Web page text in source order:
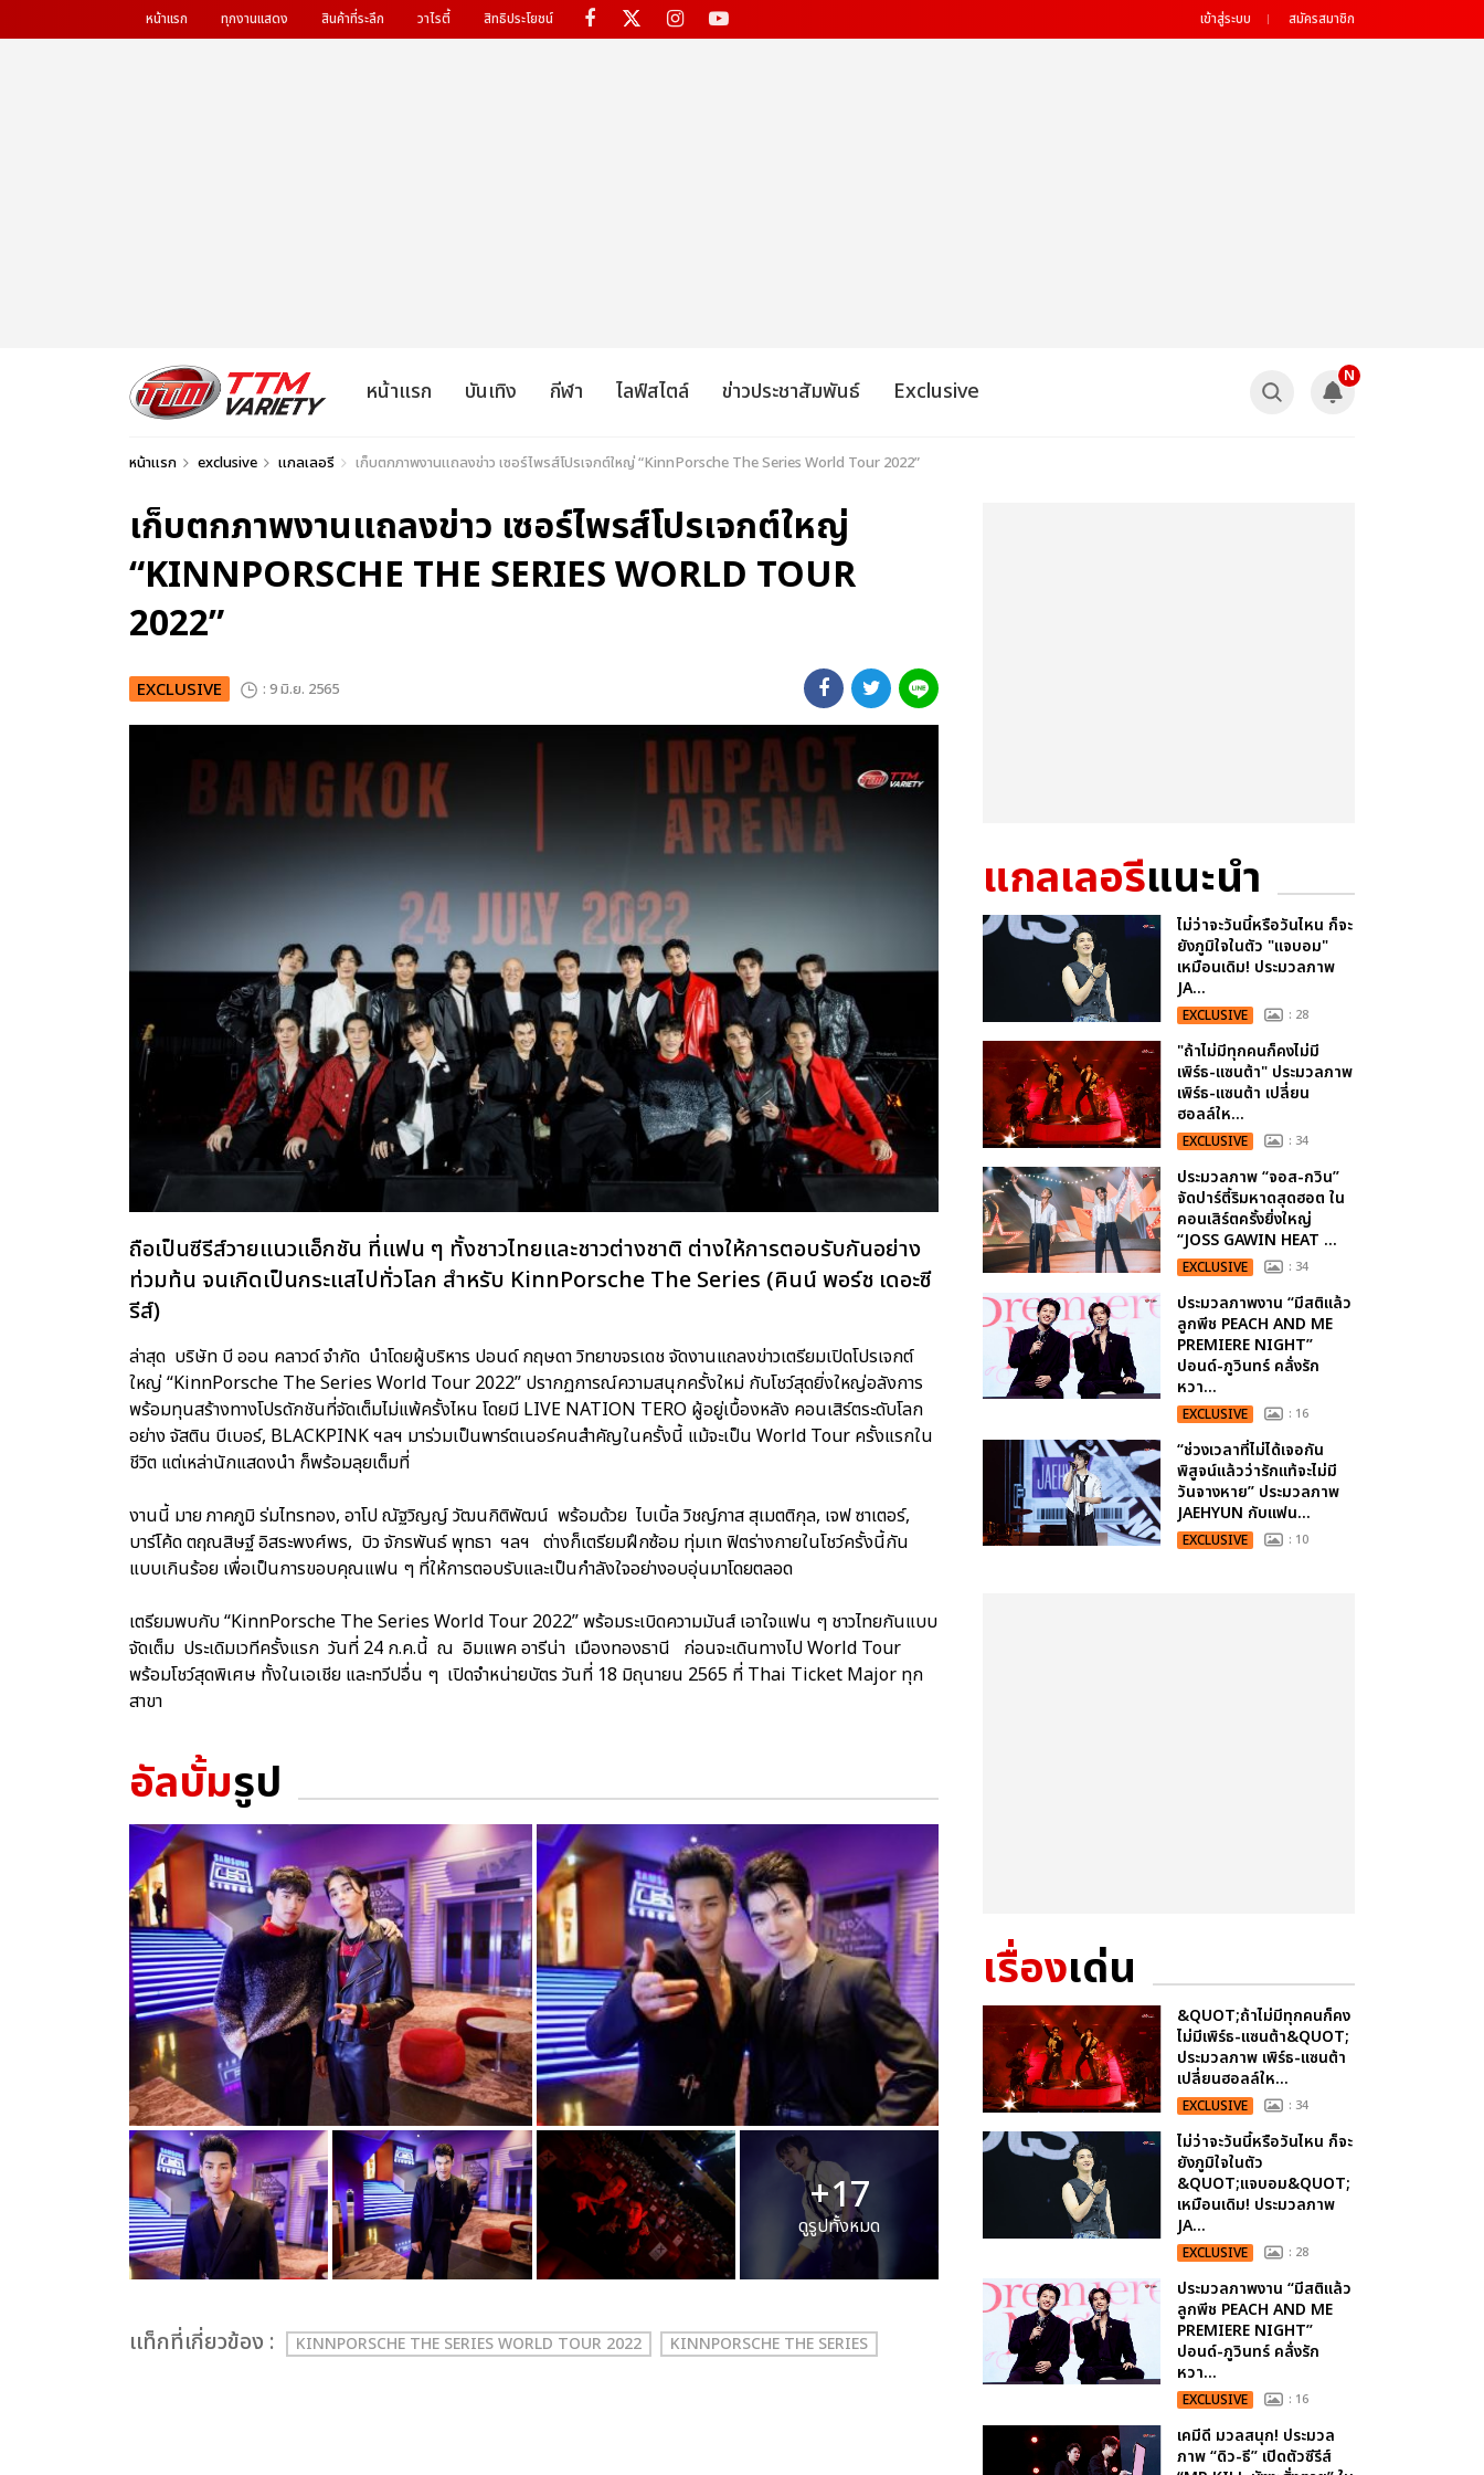
หน้าแรก ทุกงานแสดง สินค้าที่ระลึก วาไรตี้ สิทธิประโยชน์ เข้าสู่ระบบ สมัครสมาชิก
หน้าแรก บันเทิง กีฬา ไลฟ์สไตล์ ข่าวประชาสัมพันธ์ Exclusive
N
หน้าแรก exclusive แกลเลอรี เก็บตกภาพงานแถลงข่าว เซอร์ไพรส์โปรเจกต์ใหญ่ “KinnPorsche The Series World Tour 2022”
เก็บตกภาพงานแถลงข่าว เซอร์ไพรส์โปรเจกต์ใหญ่
“KINNPORSCHE THE SERIES WORLD TOUR
2022”
EXCLUSIVE : 9 มิ.ย. 2565
ถือเป็นซีรีส์วายแนวแอ็กชัน ที่แฟน ๆ ทั้งชาวไทยและชาวต่างชาติ ต่างให้การตอบรับกันอย่าง
ท่วมท้น จนเกิดเป็นกระแสไปทั่วโลก สำหรับ KinnPorsche The Series (คินน์ พอร์ช เดอะซี
รีส์)
ล่าสุด บริษัท บี ออน คลาวด์ จำกัด นำโดยผู้บริหาร ปอนด์ กฤษดา วิทยาขจรเดช จัดงานแถลงข่าวเตรียมเปิดโปรเจกต์
ใหญ่ “KinnPorsche The Series World Tour 2022” ปรากฏการณ์ความสนุกครั้งใหม่ กับโชว์สุดยิ่งใหญ่อลังการ
พร้อมทุนสร้างทางโปรดักชันที่จัดเต็มไม่แพ้ครั้งไหน โดยมี LIVE NATION TERO ผู้อยู่เบื้องหลัง คอนเสิร์ตระดับโลก
อย่าง จัสติน บีเบอร์, BLACKPINK ฯลฯ มาร่วมเป็นพาร์ตเนอร์คนสำคัญในครั้งนี้ แม้จะเป็น World Tour ครั้งแรกใน
ชีวิต แต่เหล่านักแสดงนำ ก็พร้อมลุยเต็มที่
งานนี้ มาย ภาคภูมิ ร่มไทรทอง, อาโป ณัฐวิญญ์ วัฒนกิติพัฒน์ พร้อมด้วย ไบเบิ้ล วิชญ์ภาส สุเมตติกุล, เจฟ ซาเตอร์,
บาร์โค้ด ตฤณสิษฐ์ อิสระพงศ์พร, บิว จักรพันธ์ พุทธา ฯลฯ ต่างก็เตรียมฝึกซ้อม ทุ่มเท ฟิตร่างกายในโชว์ครั้งนี้กัน
แบบเกินร้อย เพื่อเป็นการขอบคุณแฟน ๆ ที่ให้การตอบรับและเป็นกำลังใจอย่างอบอุ่นมาโดยตลอด
เตรียมพบกับ “KinnPorsche The Series World Tour 2022” พร้อมระเบิดความมันส์ เอาใจแฟน ๆ ชาวไทยกันแบบ
จัดเต็ม ประเดิมเวทีครั้งแรก วันที่ 24 ก.ค.นี้ ณ อิมแพค อารีน่า เมืองทองธานี ก่อนจะเดินทางไป World Tour
พร้อมโชว์สุดพิเศษ ทั้งในเอเชีย และทวีปอื่น ๆ เปิดจำหน่ายบัตร วันที่ 18 มิถุนายน 2565 ที่ Thai Ticket Major ทุก
สาขา
อัลบั้มรูป
+17
ดูรูปทั้งหมด
เเท็กที่เกี่ยวข้อง : KINNPORSCHE THE SERIES WORLD TOUR 2022 KINNPORSCHE THE SERIES
แกลเลอรีแนะนำ
ไม่ว่าจะวันนี้หรือวันไหน ก็จะ
ยังภูมิใจในตัว "แจบอม"
เหมือนเดิม! ประมวลภาพ
JA...
EXCLUSIVE : 28
"ถ้าไม่มีทุกคนก็คงไม่มี
เพิร์ธ-แซนต้า" ประมวลภาพ
เพิร์ธ-แซนต้า เปลี่ยน
ฮอลล์ให...
EXCLUSIVE : 34
ประมวลภาพ “จอส-กวิน”
จัดปาร์ตี้ริมหาดสุดฮอต ใน
คอนเสิร์ตครั้งยิ่งใหญ่
“JOSS GAWIN HEAT ...
EXCLUSIVE : 34
ประมวลภาพงาน “มีสติแล้ว
ลูกพีช PEACH AND ME
PREMIERE NIGHT”
ปอนด์-ภูวินทร์ คลั่งรัก
หวา...
EXCLUSIVE : 16
“ช่วงเวลาที่ไม่ได้เจอกัน
พิสูจน์แล้วว่ารักแท้จะไม่มี
วันจางหาย” ประมวลภาพ
JAEHYUN กับแฟน...
EXCLUSIVE : 10
เรื่องเด่น
&QUOT;ถ้าไม่มีทุกคนก็คง
ไม่มีเพิร์ธ-แซนต้า&QUOT;
ประมวลภาพ เพิร์ธ-แซนต้า
เปลี่ยนฮอลล์ให...
EXCLUSIVE : 34
ไม่ว่าจะวันนี้หรือวันไหน ก็จะ
ยังภูมิใจในตัว
&QUOT;แจบอม&QUOT;
เหมือนเดิม! ประมวลภาพ
JA...
EXCLUSIVE : 28
ประมวลภาพงาน “มีสติแล้ว
ลูกพีช PEACH AND ME
PREMIERE NIGHT”
ปอนด์-ภูวินทร์ คลั่งรัก
หวา...
EXCLUSIVE : 16
เคมีดี มวลสนุก! ประมวล
ภาพ “ดิว-ธี” เปิดตัวซีรีส์